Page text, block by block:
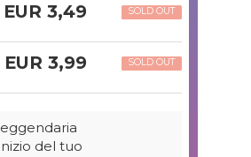
EUR 3,49 SOLD OUT
EUR 3,99 SOLD OUT
del tuo